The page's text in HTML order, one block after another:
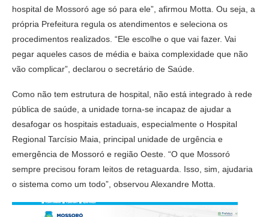
hospital de Mossoró age só para ele”, afirmou Motta. Ou seja, a
própria Prefeitura regula os atendimentos e seleciona os
procedimentos realizados. “Ele escolhe o que vai fazer. Vai
pegar aqueles casos de média e baixa complexidade que não
vão complicar”, declarou o secretário de Saúde.
Como não tem estrutura de hospital, não está integrado à rede
pública de saúde, a unidade torna-se incapaz de ajudar a
desafogar os hospitais estaduais, especialmente o Hospital
Regional Tarcísio Maia, principal unidade de urgência e
emergência de Mossoró e região Oeste. “O que Mossoró
sempre precisou foram leitos de retaguarda. Isso, sim, ajudaria
o sistema como um todo”, observou Alexandre Motta.